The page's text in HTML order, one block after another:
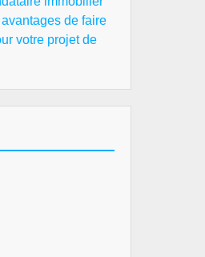
avantages de faire
votre projet de